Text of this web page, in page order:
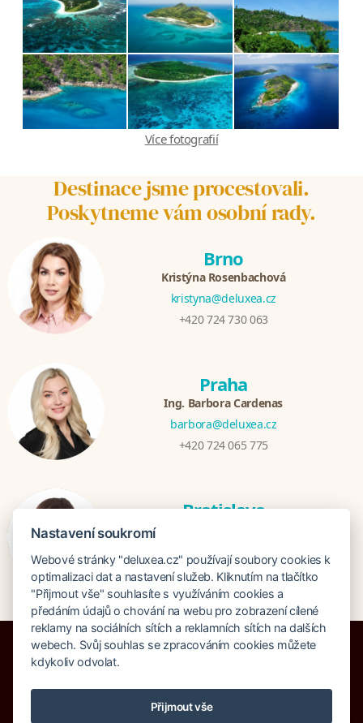
Více fotografií
Destinace jsme procestovali.
Poskytneme vám osobní rady.
Brno
Kristýna Rosenbachová
kristyna@deluxea.cz
+420 724 730 063
Praha
Ing. Barbora Cardenas
barbora@deluxea.cz
+420 724 065 775
Bratislava
+421 948 548 908
Pojištění proti úpadku 125 000 000 Kč
Nastavení soukromí
Webové stránky "deluxea.cz" používají soubory cookies k
optimalizaci dat a nastavení služeb. Kliknutím na tlačítko
"Přijmout vše" souhlasíte s využíváním cookies a
předáním údajů o chování na webu pro zobrazení cílené
reklamy na sociálních sítích a reklamních sítích na dalších
webech. Svůj souhlas se zpracováním cookies můžete
kdykoliv odvolat.
Přijmout vše